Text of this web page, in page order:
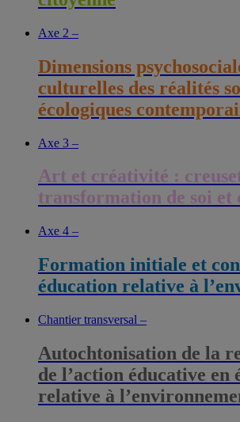
Axe 2 –
Dimensions
culturelles des réalités
écologiques
Axe 3 –
Art et créativité :
transformation de soi et
Axe 4 –
Formation initiale et
éducation relative à
Chantier transversal –
Autochtonisation de la
de l’action éducative en
relative à